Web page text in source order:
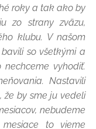
roky a tak ako by
zo strany zväzu,
klubu. V našom
so všetkými a
vyhodiť.
Nastavili
že by sme ju vedeli
nebudeme
to vieme